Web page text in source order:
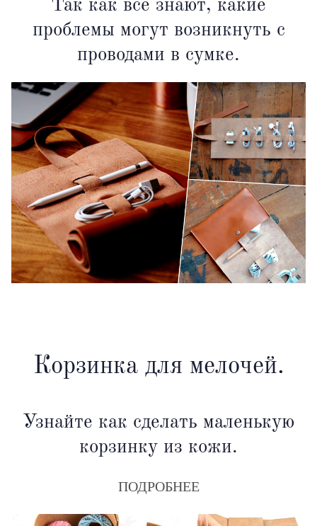
Так как все знают, какие
проблемы могут возникнуть с
проводами в сумке.
Корзинка для мелочей.
Узнайте как сделать маленькую
корзинку из кожи.
ПОДРОБНЕЕ